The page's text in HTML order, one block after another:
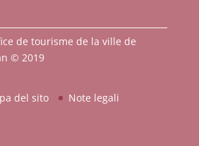
de tourisme de la ville de
© 2019
del sito Note legali